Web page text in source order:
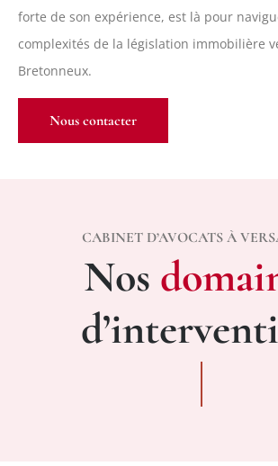
forte de son expérience, est là pour
complexités de la législation immobilière
Bretonneux.
Nous contacter
CABINET D’AVOCATS À
Nos